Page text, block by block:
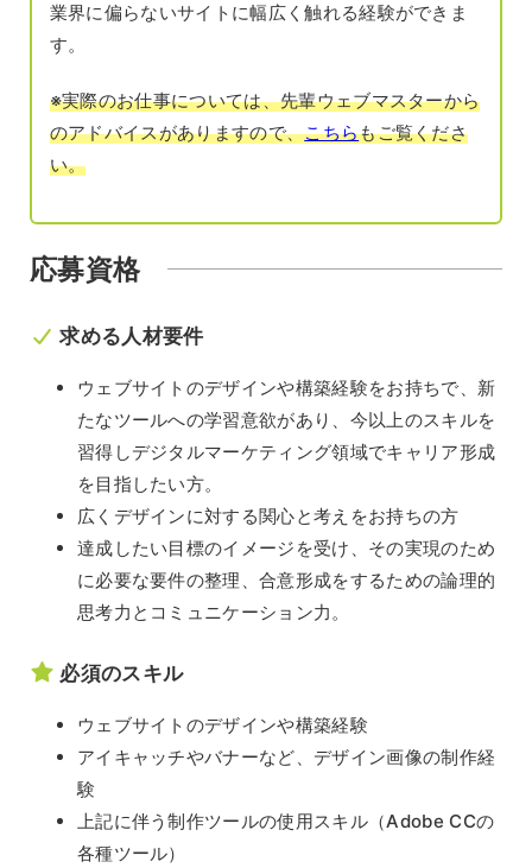
業界に偏らないサイトに幅広く触れる経験ができま
す。
※実際のお仕事については、先輩ウェブマスターから
のアドバイスがありますので、こちらもご覧くださ
い。
応募資格
求める人材要件
ウェブサイトのデザインや構築経験をお持ちで、新
たなツールへの学習意欲があり、今以上のスキルを
習得しデジタルマーケティング領域でキャリア形成
を目指したい方。
広くデザインに対する関心と考えをお持ちの方
達成したい目標のイメージを受け、その実現のため
に必要な要件の整理、合意形成をするための論理的
思考力とコミュニケーション力。
必須のスキル
ウェブサイトのデザインや構築経験
アイキャッチやバナーなど、デザイン画像の制作経
験
上記に伴う制作ツールの使用スキル（Adobe CCの
各種ツール）